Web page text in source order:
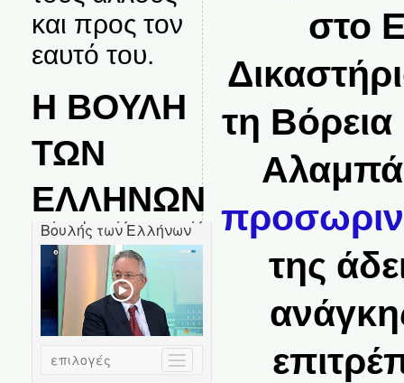
και προς τον
εαυτό του.
Η ΒΟΥΛΗ
ΤΩΝ
ΕΛΛΗΝΩΝ
στο
τη Βόρεια
της